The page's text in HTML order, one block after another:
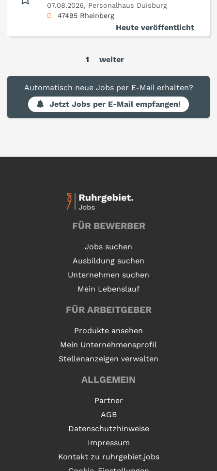
07.08.2026, Personalhaus Duisburg
47495 Rheinberg
Heute veröffentlicht
1 weiter
Automatisch neue Jobs per E-Mail erhalten?
Jetzt Jobs per E-Mail empfangen!
FÜR BEWERBER
Jobs suchen
Ausbildung suchen
Unternehmen suchen
Mein Lebenslauf
FÜR ARBEITGEBER
Produkte ansehen
Mein Unternehmensprofil
Stellenanzeigen verwalten
ALLGEMEIN
Partner
AGB
Datenschutzhinweise
Impressum
Kontakt zu ruhrgebiet.jobs